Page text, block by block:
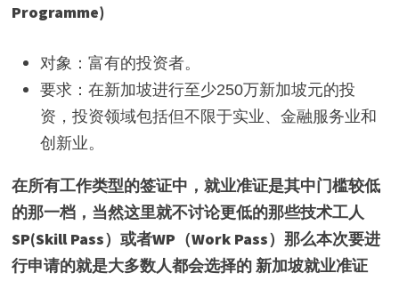
Programme)
对象：富有的投资者。
要求：在新加坡进行至少250万新加坡元的投
资，投资领域包括但不限于实业、金融服务业和
创新业。
在所有工作类型的签证中，就业准证是其中门槛较低
的那一档，当然这里就不讨论更低的那些技术工人
SP(Skill Pass）或者WP（Work Pass）那么本次要进
行申请的就是大多数人都会选择的 新加坡就业准证